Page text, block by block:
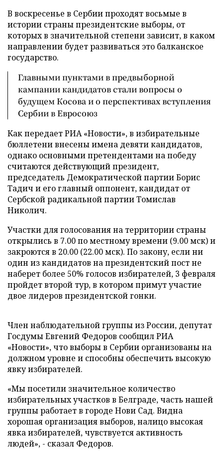
В воскресенье в Сербии проходят восьмые в
истории страны президентские выборы, от
которых в значительной степени зависит, в каком
направлении будет развиваться это балканское
государство.
Главными пунктами в предвыборной
кампании кандидатов стали вопросы о
будущем Косова и о перспективах вступления
Сербии в Евросоюз
Как передает РИА «Новости», в избирательные
бюллетени внесены имена девяти кандидатов,
однако основными претендентами на победу
считаются действующий президент,
председатель Демократической партии Борис
Тадич и его главный оппонент, кандидат от
Сербской радикальной партии Томислав
Николич.
Участки для голосования на территории страны
открылись в 7.00 по местному времени (9.00 мск) и
закроются в 20.00 (22.00 мск). По закону, если ни
один из кандидатов на президентский пост не
наберет более 50% голосов избирателей, 3 февраля
пройдет второй тур, в котором примут участие
двое лидеров президентской гонки.
Член наблюдательной группы из России, депутат
Госдумы Евгений Федоров сообщил РИА
«Новости», что выборы в Сербии организованы на
должном уровне и способны обеспечить высокую
явку избирателей.
«Мы посетили значительное количество
избирательных участков в Белграде, часть нашей
группы работает в городе Нови Сад. Видна
хорошая организация выборов, налицо высокая
явка избирателей, чувствуется активность
людей», - сказал Федоров.